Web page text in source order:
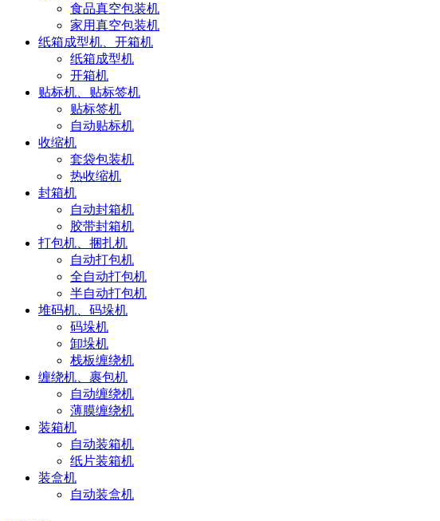
食品真空包装机
家用真空包装机
纸箱成型机、开箱机
纸箱成型机
开箱机
贴标机、贴标签机
贴标签机
自动贴标机
收缩机
套袋包装机
热收缩机
封箱机
自动封箱机
胶带封箱机
打包机、捆扎机
自动打包机
全自动打包机
半自动打包机
堆码机、码垛机
码垛机
卸垛机
栈板缠绕机
缠绕机、裹包机
自动缠绕机
薄膜缠绕机
装箱机
自动装箱机
纸片装箱机
装盒机
自动装盒机